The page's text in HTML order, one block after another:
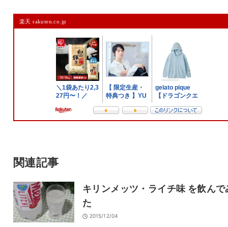
メールアドレスは公開されません。
また、コメント欄には、必ず日本語を含めてください（スパム対策）。
サイト
楽天 rakuten.co.jp
関連記事
キリンメッツ・ライチ味 を飲んで
た
2015/12/04